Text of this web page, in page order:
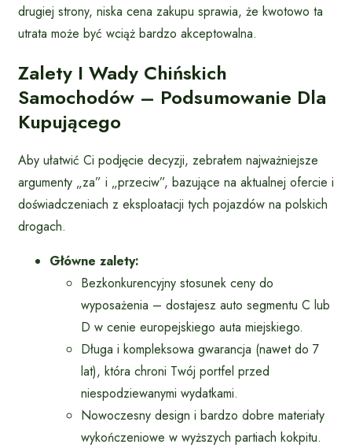
drugiej strony, niska cena zakupu sprawia, że kwotowo ta
utrata może być wciąż bardzo akceptowalna.
Zalety I Wady Chińskich
Samochodów – Podsumowanie Dla
Kupującego
Aby ułatwić Ci podjęcie decyzji, zebrałem najważniejsze
argumenty „za” i „przeciw”, bazujące na aktualnej ofercie i
doświadczeniach z eksploatacji tych pojazdów na polskich
drogach.
Główne zalety:
Bezkonkurencyjny stosunek ceny do
wyposażenia – dostajesz auto segmentu C lub
D w cenie europejskiego auta miejskiego.
Długa i kompleksowa gwarancja (nawet do 7
lat), która chroni Twój portfel przed
niespodziewanymi wydatkami.
Nowoczesny design i bardzo dobre materiały
wykończeniowe w wyższych partiach kokpitu.